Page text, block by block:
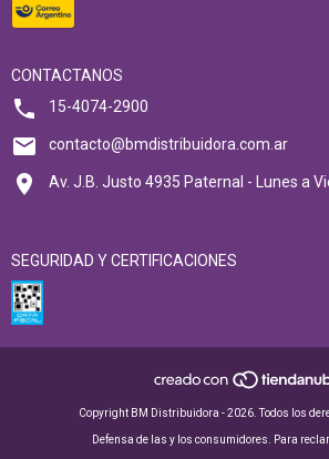
CONTACTANOS
15-4074-2900
contacto@bmdistribuidora.com.ar
Av. J.B. Justo 4935 Paternal - Lunes a
SEGURIDAD Y CERTIFICACIONES
Copyright BM Distribuidora - 2026. Todos los
Defensa de las y los consumidores. Para